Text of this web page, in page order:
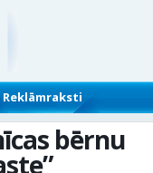
Reklāmraksti
bērnu